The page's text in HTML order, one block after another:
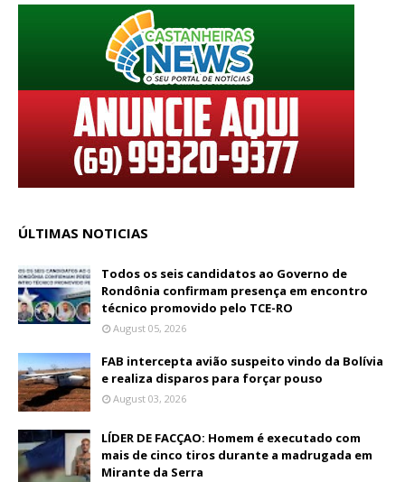
ÚLTIMAS NOTICIAS
Todos os seis candidatos ao Governo de
Rondônia confirmam presença em encontro
técnico promovido pelo TCE-RO
August 05, 2026
FAB intercepta avião suspeito vindo da Bolívia
e realiza disparos para forçar pouso
August 03, 2026
LÍDER DE FACÇAO: Homem é executado com
mais de cinco tiros durante a madrugada em
Mirante da Serra